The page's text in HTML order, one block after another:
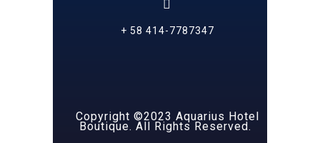
+ 58 414-7787347
Copyright ©2023 Aquarius Hotel
Boutique. All Rights Reserved.